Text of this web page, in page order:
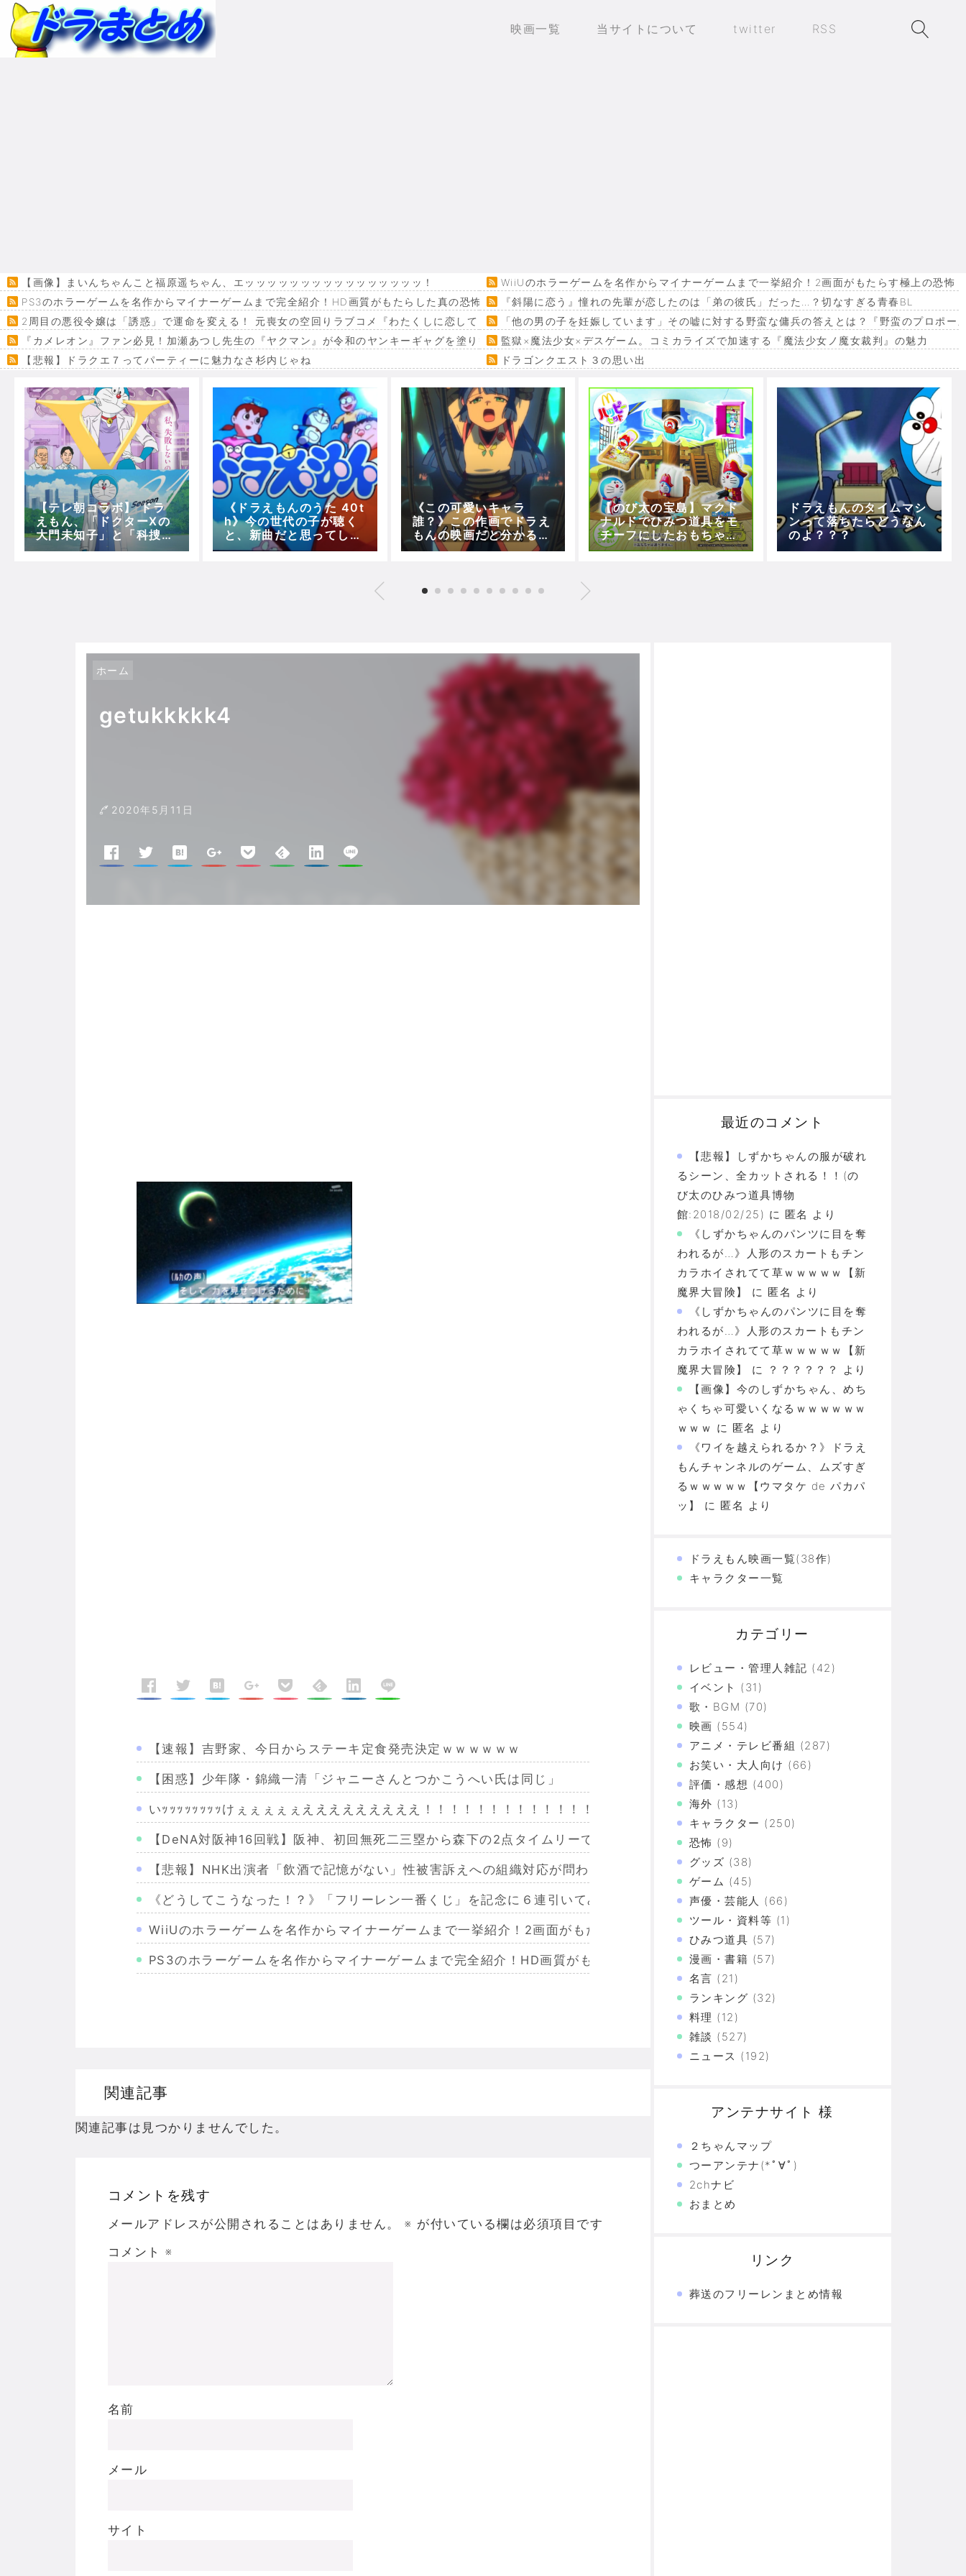
映画一覧 当サイトについて twitter RSS
【画像】まいんちゃんこと福原遥ちゃん、エッッッッッッッッッッッッッッッッ！
WiiUのホラーゲームを名作からマイナーゲームまで一挙紹介！2画面がもたらす極上の恐怖
PS3のホラーゲームを名作からマイナーゲームまで完全紹介！HD画質がもたらした真の恐怖…
『斜陽に恋う』憧れの先輩が恋したのは「弟の彼氏」だった…？切なすぎる青春BL
2周目の悪役令嬢は「誘惑」で運命を変える！ 元喪女の空回りラブコメ『わたくしに恋してください！』「他の男の子を妊娠しています」その嘘に対する野蛮な傭兵の答えとは？『野蛮のプロポー
『カメレオン』ファン必見！加瀬あつし先生の『ヤクマン』が令和のヤンキーギャグを塗り替える監獄×魔法少女×デスゲーム。コミカライズで加速する『魔法少女ノ魔女裁判』の魅力
【悲報】ドラクエ７ってパーティーに魅力なさ杉内じゃね
ドラゴンクエスト３の思い出
Powered by livedoor 相互RSS
【テレ朝コラボ】 ドラ
えもん、「ドクターXの
大門未知子」と「科捜研
の女の榊マリ子」になる
《ドラえもんのうた 40t
h》今の世代の子が聴く
と、新曲だと思ってしま
うという事実！！！
《この可愛いキャラ
誰？》この作画でドラえ
もんの映画だと分かるや
つ少ないやろ！！！！！
【のび太の宝島】マクド
ナルドでひみつ道具をモ
チーフにしたおもちゃが
もらえるハッピーセット
ドラえもんのタイムマシ
ンって落ちたらどうなん
のよ？？？
ホーム
getukkkkk4
2020年5月11日
【速報】吉野家、今日からステーキ定食発売決定ｗｗｗｗｗｗ
【困惑】少年隊・錦織一清「ジャニーさんとつかこうへい氏は同じ」
いｯｯｯｯｯｯｯｯけぇぇぇぇぇえええええええええ！！！！！！！！！！！！！！！！！！！！！！！！！！！！！！！！！！！！！！！
【DeNA対阪神16回戦】阪神、初回無死二三塁から森下の2点タイムリーで先制！！！！！！！！！！！！
【悲報】NHK出演者「飲酒で記憶がない」性被害訴えへの組織対応が問われる
《どうしてこうなった！？》「フリーレン一番くじ」を記念に６連引いてみた！気づけばXX連で合計○万円使ってた！？
WiiUのホラーゲームを名作からマイナーゲームまで一挙紹介！2画面がもたらす極上の恐怖
PS3のホラーゲームを名作からマイナーゲームまで完全紹介！HD画質がもたらした真の恐怖…
PS2のホラーゲームを名作からマイナーまで完全紹介！フルポリゴンがもたらした恐怖の革命
ドリームキャストのホラーゲームを名作からマイナーまで完全紹介！ビジュアルメモリと駆け抜けた日々を思い出そう
Powered by livedoor 相互RSS
関連記事
関連記事は見つかりませんでした。
コメントを残す
メールアドレスが公開されることはありません。 ※ が付いている欄は必須項目です
コメント ※
名前
メール
サイト
最近のコメント
【悲報】しずかちゃんの服が破れ
るシーン、全カットされる！！(の
び太のひみつ道具博物
館:2018/02/25) に 匿名 より
《しずかちゃんのパンツに目を奪
われるが…》人形のスカートもチン
カラホイされてて草ｗｗｗｗｗ【新
魔界大冒険】
に 匿名 より
《しずかちゃんのパンツに目を奪
われるが…》人形のスカートもチン
カラホイされてて草ｗｗｗｗｗ【新
魔界大冒険】
に ？？？？？？
より
【画像】今のしずかちゃん、めち
ゃくちゃ可愛いくなるｗｗｗｗｗｗ
ｗｗｗ に 匿名 より
《ワイを越えられるか？》ドラえ
もんチャンネルのゲーム、ムズすぎ
るｗｗｗｗｗ【ウマタケ de パカパ
ッ】
に 匿名 より
ドラえもん映画一覧(38作)
キャラクター一覧
カテゴリー
レビュー・管理人雑記 (42)
イベント (31)
歌・BGM (70)
映画 (554)
アニメ・テレビ番組 (287)
お笑い・大人向け (66)
評価・感想 (400)
海外 (13)
キャラクター (250)
恐怖 (9)
グッズ (38)
ゲーム (45)
声優・芸能人 (66)
ツール・資料等 (1)
ひみつ道具 (57)
漫画・書籍 (57)
名言 (21)
ランキング (32)
料理 (12)
雑談 (527)
ニュース (192)
アンテナサイト 様
２ちゃんマップ
つーアンテナ(*ﾟ∀ﾟ)
2chナビ
おまとめ
リンク
葬送のフリーレンまとめ情報